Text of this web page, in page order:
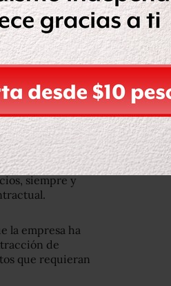
de gas
que en la de
y gas seco.
de los
completos o
y hacerlas más
(CNH), Juan Carlos
las empresas
siempre y
la empresa ha
de
que requieran